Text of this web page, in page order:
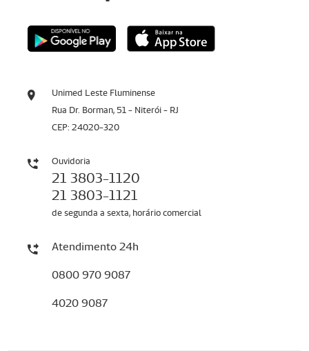
Unimed Leste Fluminense
Rua Dr. Borman, 51 - Niterói - RJ
CEP: 24020-320
Ouvidoria
21 3803-1120
21 3803-1121
de segunda a sexta, horário comercial
Atendimento 24h
0800 970 9087
4020 9087